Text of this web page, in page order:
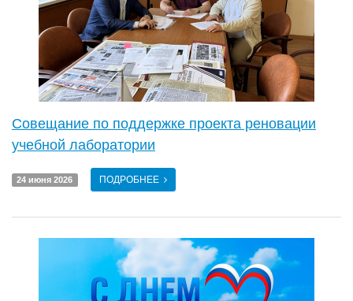
Совещание по поддержке проекта реновации
учебной лаборатории
24 июня 2026 ПОДРОБНЕЕ